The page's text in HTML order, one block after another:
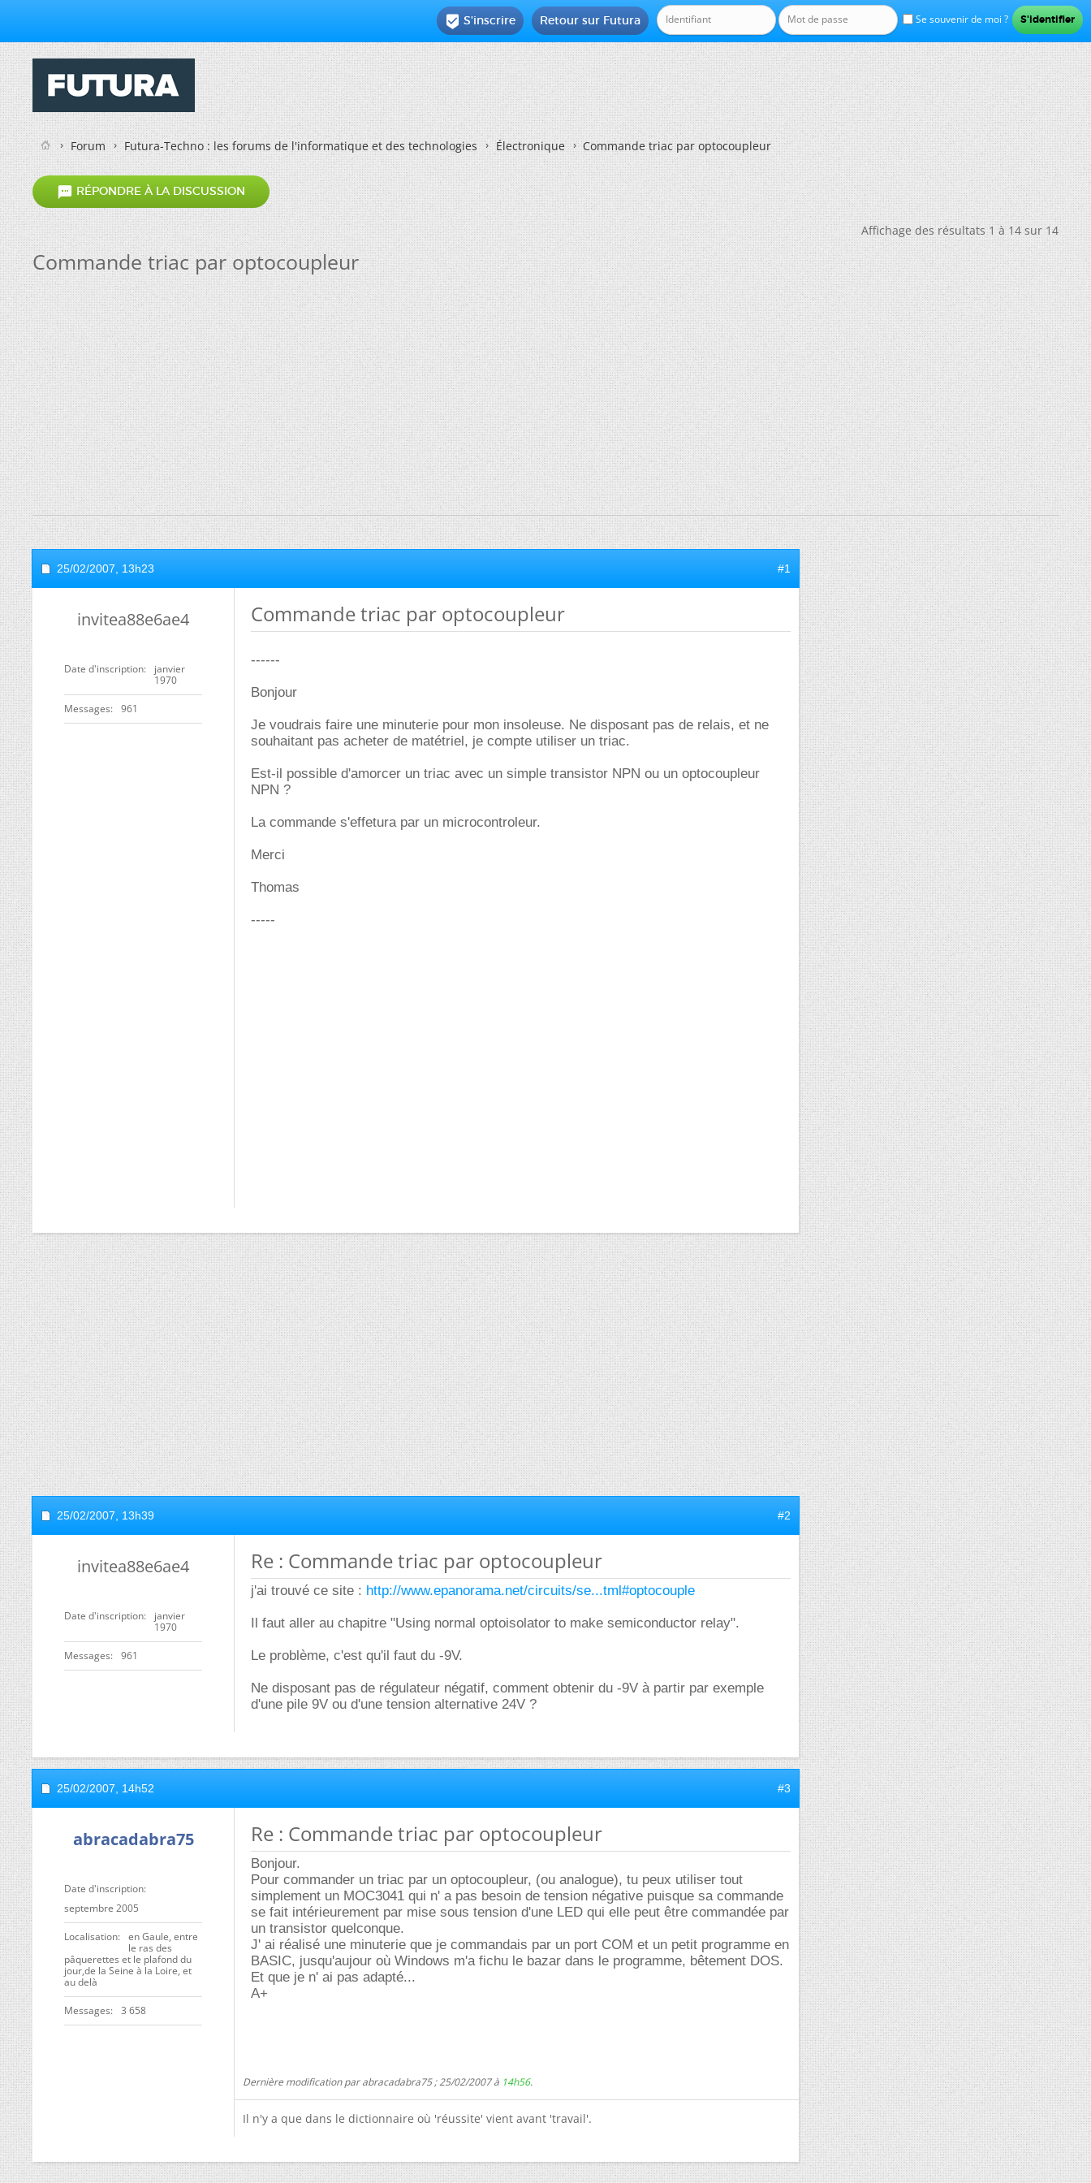
Se souvenir de moi ?
Retour sur Futura
 S'inscrire
Forum Futura-Techno : les forums de l'informatique et des technologies Électronique Commande triac par optocoupleur
 RÉPONDRE À LA DISCUSSION
Affichage des résultats 1 à 14 sur 14
Commande triac par optocoupleur
25/02/2007, 13h23 #1
invitea88e6ae4
Date d'inscription
janvier
1970
Messages 961
Commande triac par optocoupleur
------
Bonjour
Je voudrais faire une minuterie pour mon insoleuse. Ne disposant pas de relais, et ne
souhaitant pas acheter de matétriel, je compte utiliser un triac.
Est-il possible d'amorcer un triac avec un simple transistor NPN ou un optocoupleur
NPN ?
La commande s'effetura par un microcontroleur.
Merci
Thomas
-----
25/02/2007, 13h39 #2
invitea88e6ae4
Date d'inscription
janvier
1970
Messages 961
Re : Commande triac par optocoupleur
j'ai trouvé ce site : http://www.epanorama.net/circuits/se...tml#optocouple
Il faut aller au chapitre "Using normal optoisolator to make semiconductor relay".
Le problème, c'est qu'il faut du -9V.
Ne disposant pas de régulateur négatif, comment obtenir du -9V à partir par exemple
d'une pile 9V ou d'une tension alternative 24V ?
25/02/2007, 14h52 #3
abracadabra75
Date d'inscription
septembre 2005
Localisation
en Gaule, entre
le ras des
pâquerettes et le plafond du
jour,de la Seine à la Loire, et
au delà
Messages 3 658
Re : Commande triac par optocoupleur
Bonjour.
Pour commander un triac par un optocoupleur, (ou analogue), tu peux utiliser tout
simplement un MOC3041 qui n' a pas besoin de tension négative puisque sa commande
se fait intérieurement par mise sous tension d'une LED qui elle peut être commandée par
un transistor quelconque.
J' ai réalisé une minuterie que je commandais par un port COM et un petit programme en
BASIC, jusqu'aujour où Windows m'a fichu le bazar dans le programme, bêtement DOS.
Et que je n' ai pas adapté...
A+
Dernière modification par abracadabra75 ; 25/02/2007 à 14h56.
Il n'y a que dans le dictionnaire où 'réussite' vient avant 'travail'.